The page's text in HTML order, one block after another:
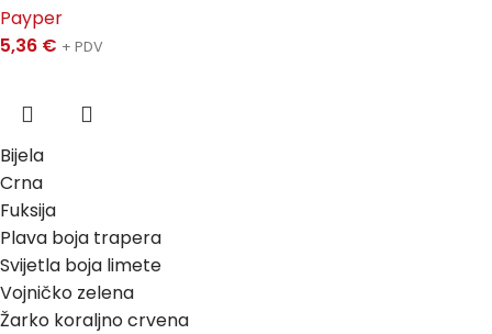
Payper
5,36 € + PDV
Bijela
Crna
Fuksija
Plava boja trapera
Svijetla boja limete
Vojničko zelena
Žarko koraljno crvena